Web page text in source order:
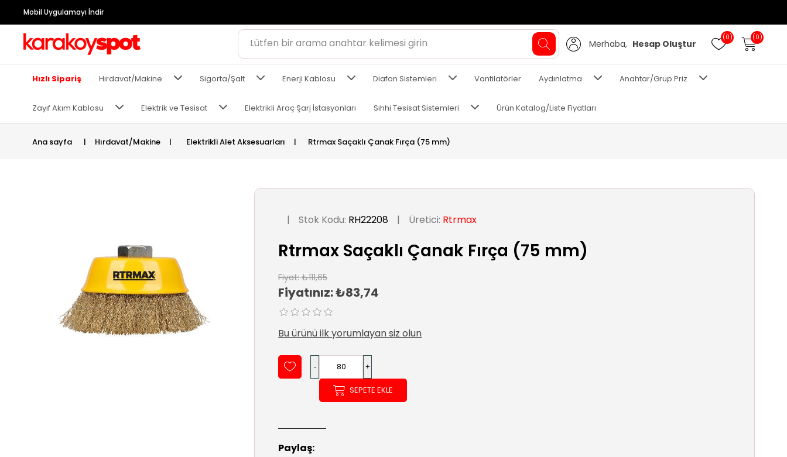
Mobil Uygulamayı İndir
Merhaba, Hesap Oluştur
(0) (0)
Hızlı Sipariş Hırdavat/Makine Sigorta/Şalt Enerji Kablosu Diafon Sistemleri Vantilatörler Aydınlatma Anahtar/Grup Priz
Zayıf Akım Kablosu Elektrik ve Tesisat Elektrikli Araç Şarj İstasyonları Sıhhi Tesisat Sistemleri Ürün Katalog/Liste Fiyatları
Ana sayfa | Hırdavat/Makine | Elektrikli Alet Aksesuarları | Rtrmax Saçaklı Çanak Fırça (75 mm)
| Stok Kodu: RH22208 | Üretici: Rtrmax
Rtrmax Saçaklı Çanak Fırça (75 mm)
Fiyat: ₺111,65
Fiyatınız:₺83,74
Bu ürünü ilk yorumlayan siz olun
SEPETE EKLE
Paylaş: